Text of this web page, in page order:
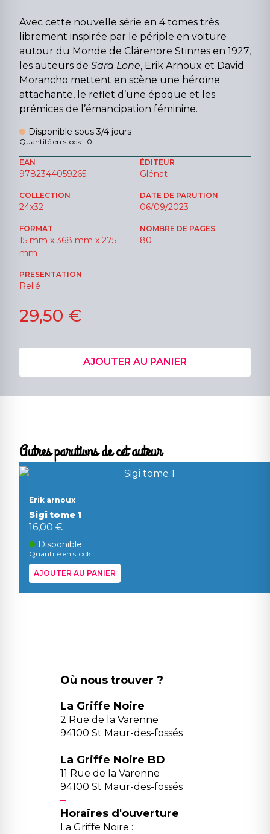
Avec cette nouvelle série en 4 tomes très
librement inspirée par le périple en voiture
autour du Monde de Clärenore Stinnes en 1927,
les auteurs de Sara Lone, Erik Arnoux et David
Morancho mettent en scène une héroïne
attachante, le reflet d’une époque et les
prémices de l’émancipation féminine.
Disponible sous 3/4 jours
Quantité en stock : 0
EAN
9782344059265
ÉDITEUR
Glénat
COLLECTION
24x32
DATE DE PARUTION
06/09/2023
FORMAT
15 mm x 368 mm x 275
mm
NOMBRE DE PAGES
80
PRESENTATION
Relié
29,50 €
AJOUTER AU PANIER
Autres parutions de cet auteur
Erik arnoux
Sigi tome 1
16,00 €
Disponible
Quantité en stock : 1
AJOUTER AU PANIER
Où nous trouver ?
La Griffe Noire
2 Rue de la Varenne
94100 St Maur-des-fossés
La Griffe Noire BD
11 Rue de la Varenne
94100 St Maur-des-fossés
Horaires d'ouverture
La Griffe Noire :